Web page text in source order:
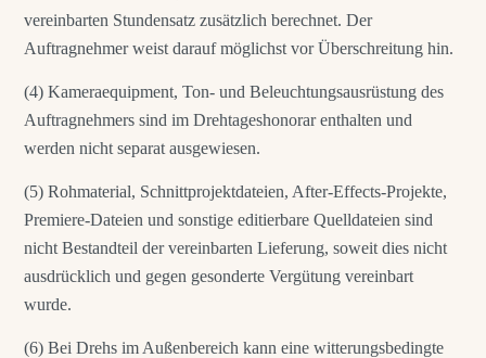
vereinbarten Stundensatz zusätzlich berechnet. Der
Auftragnehmer weist darauf möglichst vor Überschreitung hin.
(4) Kameraequipment, Ton- und Beleuchtungsausrüstung des
Auftragnehmers sind im Drehtageshonorar enthalten und
werden nicht separat ausgewiesen.
(5) Rohmaterial, Schnittprojektdateien, After-Effects-Projekte,
Premiere-Dateien und sonstige editierbare Quelldateien sind
nicht Bestandteil der vereinbarten Lieferung, soweit dies nicht
ausdrücklich und gegen gesonderte Vergütung vereinbart
wurde.
(6) Bei Drehs im Außenbereich kann eine witterungsbedingte